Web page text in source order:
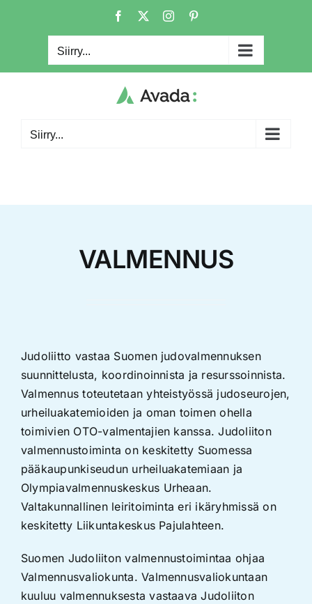
Facebook Instagram
Siirry...
Siirry...
VALMENNUS
Judoliitto vastaa Suomen judovalmennuksen
suunnittelusta, koordinoinnista ja resurssoinnista.
Valmennus toteutetaan yhteistyössä judoseurojen,
urheiluakatemioiden ja oman toimen ohella
toimivien OTO-valmentajien kanssa. Judoliiton
valmennustoiminta on keskitetty Suomessa
pääkaupunkiseudun urheiluakatemiaan ja
Olympiavalmennuskeskus Urheaan.
Valtakunnallinen leiritoiminta eri ikäryhmissä on
keskitetty Liikuntakeskus Pajulahteen.
Suomen Judoliiton valmennustoimintaa ohjaa
Valmennusvaliokunta. Valmennusvaliokuntaan
kuuluu valmennuksesta vastaava Judoliiton